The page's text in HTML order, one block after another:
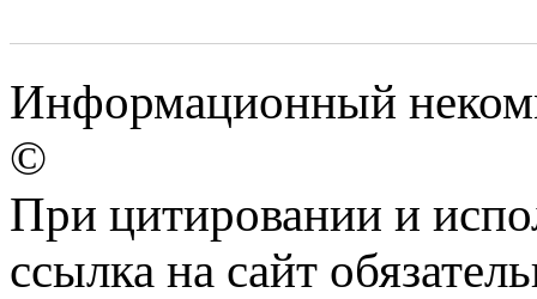
Информационный
©
При цитировании и
ссылка на сайт